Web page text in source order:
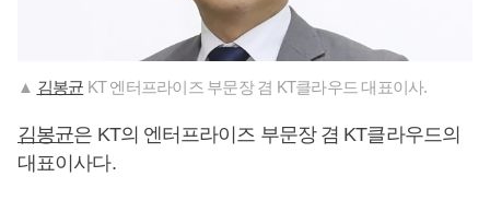
▲ 김봉균 KT 엔터프라이즈 부문장 겸 KT클라우드 대표이사.
김봉균은 KT의 엔터프라이즈 부문장 겸 KT클라우드의
대표이사다.